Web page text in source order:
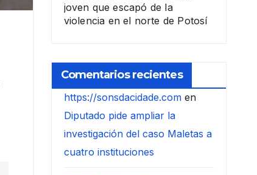
joven que escapó de la
violencia en el norte de Potosí
Comentarios recientes
https://sonsdacidade.comen
Diputado pide ampliar la
investigación del caso Maletas a
cuatro instituciones